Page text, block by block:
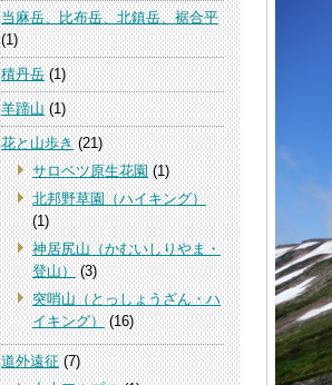
当麻岳、比布岳、北鎮岳、裾合平
(1)
積丹岳(1)
羊蹄山(1)
花と山歩き(21)
サロベツ原生花園(1)
北邦野草園（ハイキング）
(1)
神居尻山（かむいしりやま・
登山）(3)
突哨山（とっしょうざん・ハ
イキング）(16)
道外遠征(7)